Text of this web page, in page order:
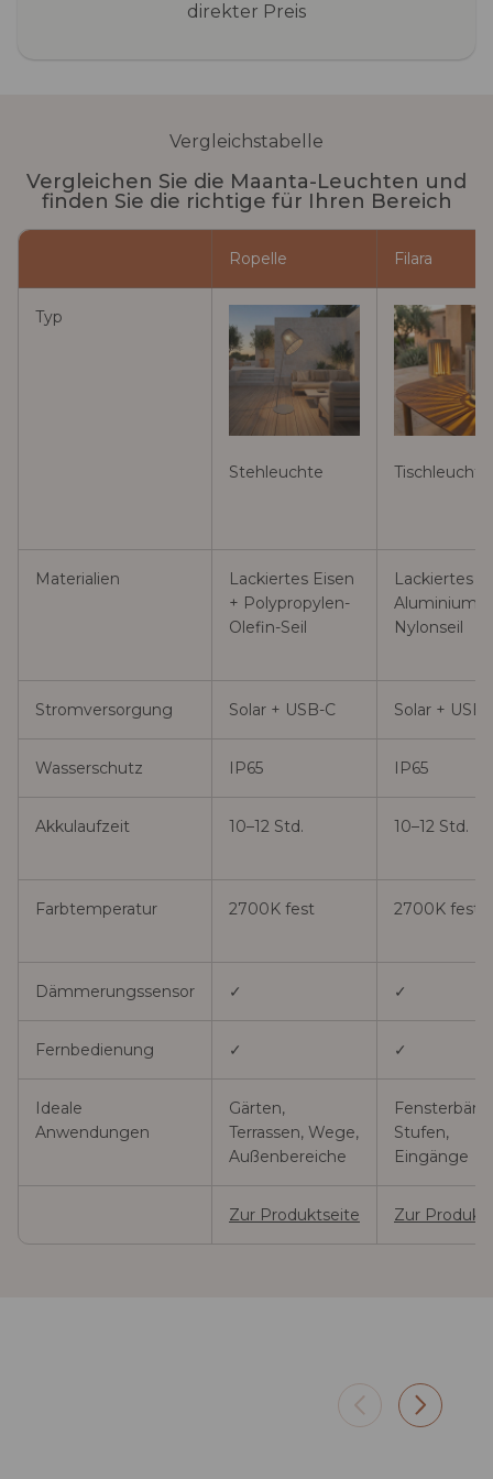
direkter Preis
Vergleichstabelle
Vergleichen Sie die Maanta-Leuchten und
finden Sie die richtige für Ihren Bereich
Ropelle Filara
Typ
Stehleuchte Tischleuchte
Materialien
Lackiertes Eisen
+ Polypropylen-
Olefin-Seil
Lackiertes
Aluminium +
Nylonseil
Stromversorgung Solar + USB-C Solar + USB-
Wasserschutz IP65 IP65
Akkulaufzeit 10–12 Std. 10–12 Std.
Farbtemperatur 2700K fest 2700K fest
Dämmerungssensor ✓ ✓
Fernbedienung ✓ ✓
Ideale
Anwendungen
Gärten,
Terrassen, Wege,
Außenbereiche
Stufen,
Eingänge
Zur Produktseite Zur